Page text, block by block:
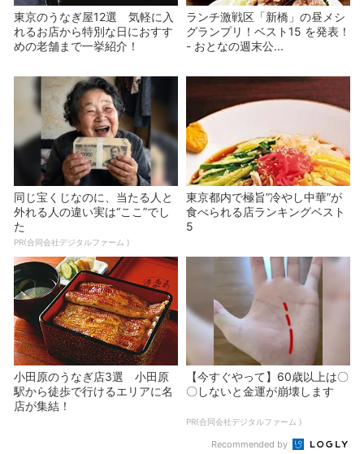
東京のうなぎ屋12選 気軽に入
れるお店から特別な日におすす
めの老舗まで一挙紹介！
ランチ激戦区「新橋」の昼メシ
グランプリ！ベスト15 を発表！
- おとなの週末公...
同じ宝くじなのに、当たる人と
外れる人の違い実は“ここ”でし
た
PR(合同会社デジタルファーム )
東京都内で極旨”冷やし中華”が
食べられる店ランキングベスト
5
小田原のうなぎ店3選 小田原
駅から徒歩で行けるエリアに名
店が集結！
【今すぐやって】60歳以上は〇
〇しないと金運が崩壊します
PR(合同会社デジタルファーム )
Recommended by